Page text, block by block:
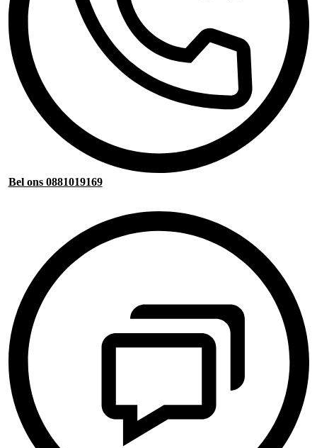
Bel ons 0881019169